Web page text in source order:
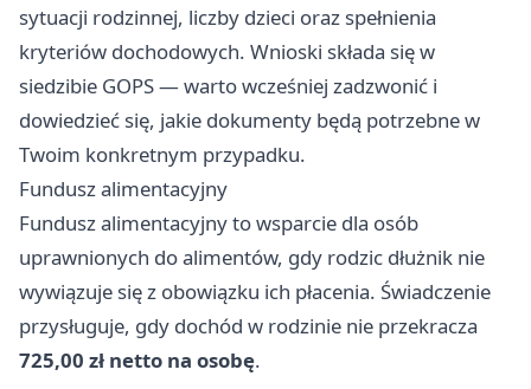
sytuacji rodzinnej, liczby dzieci oraz spełnienia
kryteriów dochodowych. Wnioski składa się w
siedzibie GOPS — warto wcześniej zadzwonić i
dowiedzieć się, jakie dokumenty będą potrzebne w
Twoim konkretnym przypadku.
Fundusz alimentacyjny
Fundusz alimentacyjny to wsparcie dla osób
uprawnionych do alimentów, gdy rodzic dłużnik nie
wywiązuje się z obowiązku ich płacenia. Świadczenie
przysługuje, gdy dochód w rodzinie nie przekracza
725,00 zł netto na osobę.